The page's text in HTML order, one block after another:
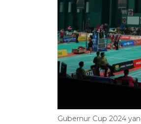
Gubernur Cup 2024